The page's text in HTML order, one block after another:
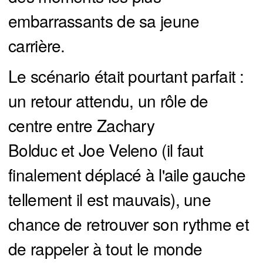
embarrassants de sa jeune
carrière.
Le scénario était pourtant parfait :
un retour attendu, un rôle de
centre entre Zachary
Bolduc et Joe Veleno (il faut
finalement déplacé à l'aile gauche
tellement il est mauvais), une
chance de retrouver son rythme et
de rappeler à tout le monde